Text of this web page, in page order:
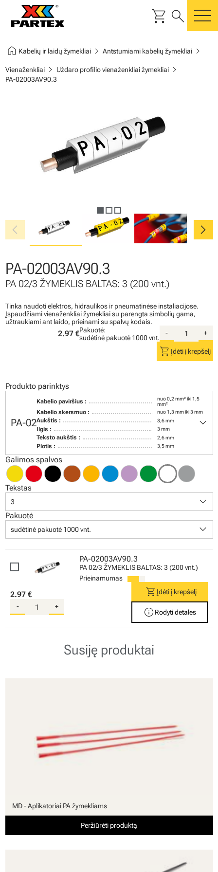
shopping_cart search
home Kabelių ir laidų žymekliaichevron_right Antstumiami kabelių žymekliaichevron_right
Vienaženkliaichevron_right Uždaro profilio vienaženkliai žymekliaichevron_right
PA-02003AV90.3
chevron_left chevron_right
PA-02003AV90.3
PA 02/3 ŽYMEKLIS BALTAS: 3 (200 vnt.)
Tinka naudoti elektros, hidraulikos ir pneumatinėse instaliacijose.
Įspaudžiami vienaženkliai žymekliai su parengta simbolių gama,
užtraukiami ant laido, prieinami su spalvų kodais.
2.97 €Pakuotė:
sudėtinė pakuotė 1000 vnt.
- +
shopping_cart Įdėti į krepšelį
Produkto parinktys
PA-02
Kabelio paviršius :
nuo 0,2 mm² iki 1,5
mm²
Kabelio skersmuo : nuo 1,3 mm iki 3 mm
Aukštis : 3,6 mm
Ilgis : 3 mm
Teksto aukštis : 2,6 mm
Plotis : 3,5 mm
keyboard_arrow_down
Galimos spalvos
Tekstas
3 keyboard_arrow_down
Pakuotė
sudėtinė pakuotė 1000 vnt. keyboard_arrow_down
PA-02003AV90.3
PA 02/3 ŽYMEKLIS BALTAS: 3 (200 vnt.)
Prieinamumas
2.97 €
- +
shopping_cartĮdėti į krepšelį
info Rodyti detales
Susiję produktai
MD - Aplikatoriai PA žymekliams
Peržiūrėti produktą